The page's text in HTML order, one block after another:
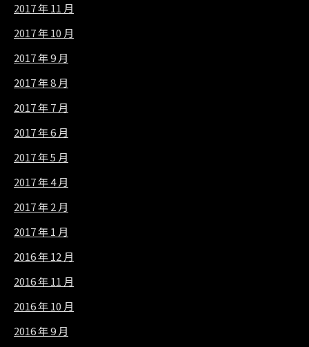
2017 年 11 月
2017 年 10 月
2017 年 9 月
2017 年 8 月
2017 年 7 月
2017 年 6 月
2017 年 5 月
2017 年 4 月
2017 年 2 月
2017 年 1 月
2016 年 12 月
2016 年 11 月
2016 年 10 月
2016 年 9 月